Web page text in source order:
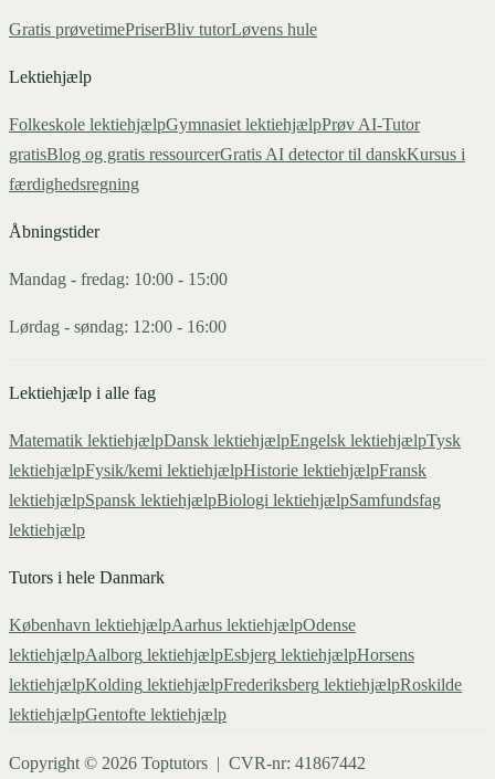
Gratis prøvetimePriserBliv tutorLøvens hule
Lektiehjælp
Folkeskole lektiehjælpGymnasiet lektiehjælpPrøv AI-Tutor
gratisBlog og gratis ressourcerGratis AI detector til danskKursus i
færdighedsregning
Åbningstider
Mandag - fredag: 10:00 - 15:00
Lørdag - søndag: 12:00 - 16:00
Lektiehjælp i alle fag
Matematik lektiehjælpDansk lektiehjælpEngelsk lektiehjælpTysk
lektiehjælpFysik/kemi lektiehjælpHistorie lektiehjælpFransk
lektiehjælpSpansk lektiehjælpBiologi lektiehjælpSamfundsfag
lektiehjælp
Tutors i hele Danmark
København lektiehjælpAarhus lektiehjælpOdense
lektiehjælpAalborg lektiehjælpEsbjerg lektiehjælpHorsens
lektiehjælpKolding lektiehjælpFrederiksberg lektiehjælpRoskilde
lektiehjælpGentofte lektiehjælp
Copyright © 2026 Toptutors | CVR-nr: 41867442